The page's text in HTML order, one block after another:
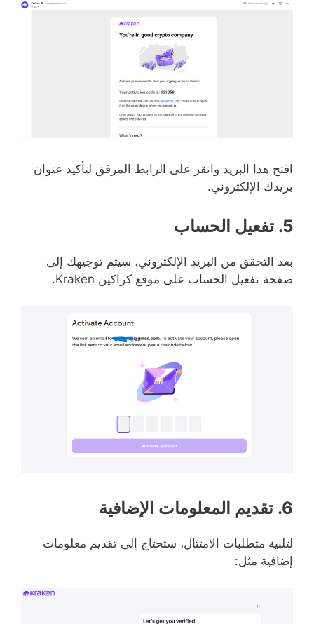
افتح هذا البريد وانقر على الرابط المرفق لتأكيد عنوان
بريدك الإلكتروني.
5. تفعيل الحساب
بعد التحقق من البريد الإلكتروني، سيتم توجيهك إلى
صفحة تفعيل الحساب على موقع كراكين Kraken.
6. تقديم المعلومات الإضافية
لتلبية متطلبات الامتثال، ستحتاج إلى تقديم معلومات
إضافية مثل: